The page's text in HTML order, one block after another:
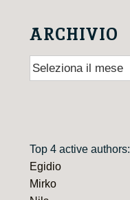
ARCHIVIO
Archivio
Top 4 active authors:
Egidio
Mirko